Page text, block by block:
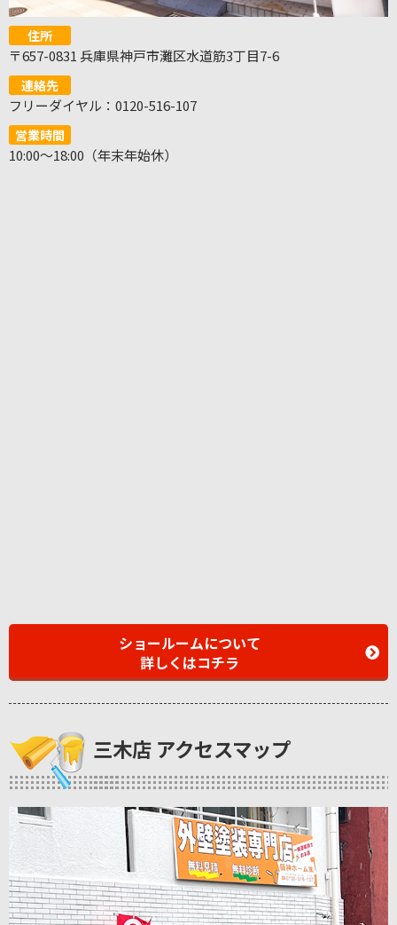
住所
〒657-0831 兵庫県神戸市灘区水道筋3丁目7-6
連絡先
フリーダイヤル：0120-516-107
営業時間
10:00～18:00（年末年始休）
ショールームについて
詳しくはコチラ
三木店 アクセスマップ